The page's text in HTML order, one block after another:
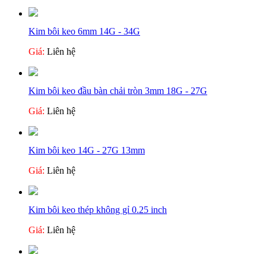
Kim bôi keo 6mm 14G - 34G
Giá: Liên hệ
Kim bôi keo đầu bàn chải tròn 3mm 18G - 27G
Giá: Liên hệ
Kim bôi keo 14G - 27G 13mm
Giá: Liên hệ
Kim bôi keo thép không gỉ 0.25 inch
Giá: Liên hệ